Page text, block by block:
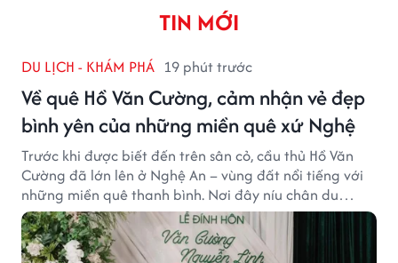
TIN MỚI
DU LỊCH - KHÁM PHÁ 19 phút trước
Về quê Hồ Văn Cường, cảm nhận vẻ đẹp
bình yên của những miền quê xứ Nghệ
Trước khi được biết đến trên sân cỏ, cầu thủ Hồ Văn
Cường đã lớn lên ở Nghệ An – vùng đất nổi tiếng với
những miền quê thanh bình. Nơi đây níu chân du
khách bằng cánh đồng xanh, làng quê yên ả và nhịp
sống chậm đầy bình yên.